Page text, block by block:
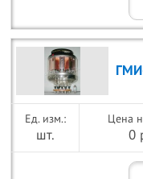
шт.
Цена
0